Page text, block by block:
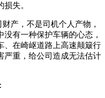
损失。
产，不是司机个人产物，
有一种保护车辆的心态，
、在崎岖道路上高速颠簸行
严重，给公司造成无法估计